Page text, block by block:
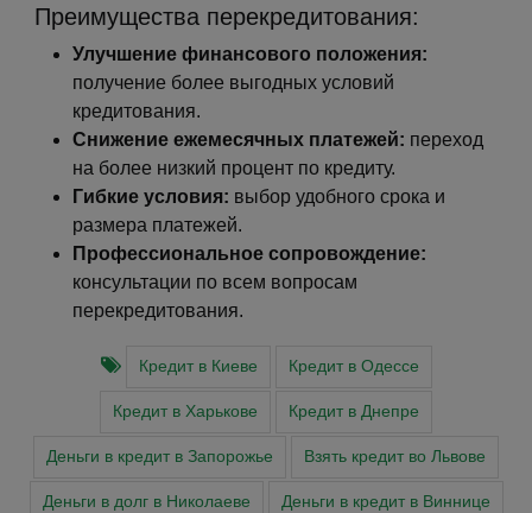
Преимущества перекредитования:
Улучшение финансового положения:
получение более выгодных условий
кредитования.
Снижение ежемесячных платежей: переход
на более низкий процент по кредиту.
Гибкие условия: выбор удобного срока и
размера платежей.
Профессиональное сопровождение:
консультации по всем вопросам
перекредитования.
Кредит в Киеве Кредит в Одессе
Кредит в Харькове Кредит в Днепре
Деньги в кредит в Запорожье Взять кредит во Львове
Деньги в долг в Николаеве Деньги в кредит в Виннице